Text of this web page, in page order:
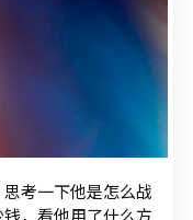
考一下他是怎么战